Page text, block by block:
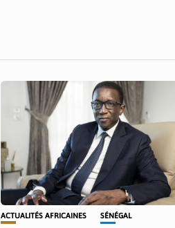
ACTUALITÉS AFRICAINES SÉNÉGAL